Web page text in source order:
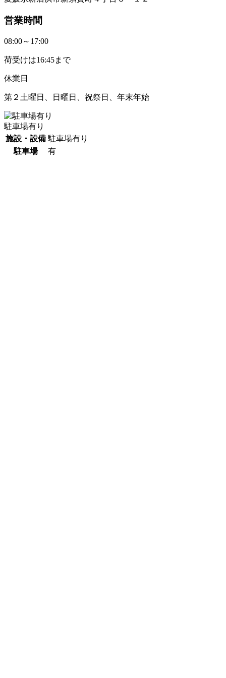
営業時間
08:00～17:00
荷受けは16:45まで
休業日
第２土曜日、日曜日、祝祭日、年末年始
駐車場有り
施設・設備 駐車場有り
駐車場
有